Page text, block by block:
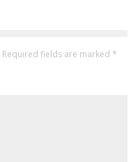
Required fields are marked *